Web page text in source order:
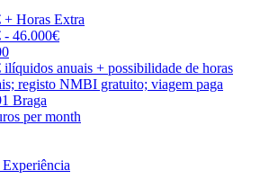
+ Horas Extra
- 46.000€
ilíquidos anuais + possibilidade de horas
registo NMBI gratuito; viagem paga
Braga
per month
Experiência